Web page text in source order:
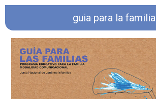
guia para la familia